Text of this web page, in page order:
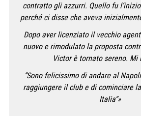
contratto gli azzurri. Quello fu
perché ci disse che aveva
Dopo aver licenziato il vecchio
nuovo e rimodulato la proposta
Victor è tornato sereno. Mi
“Sono felicissimo di andare al
raggiungere il club e di cominciare
Italia”»